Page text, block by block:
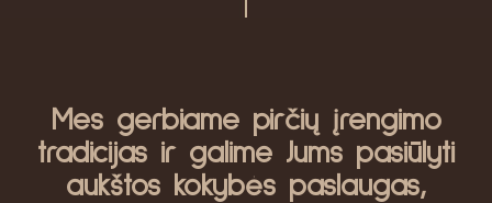
Mes gerbiame pirčių įrengimo
tradicijas ir galime Jums pasiūlyti
aukštos kokybės paslaugas,